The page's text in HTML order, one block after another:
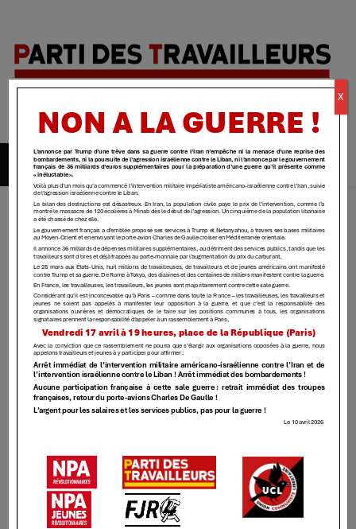
Parti des
travailleurs
| Yvelines
X